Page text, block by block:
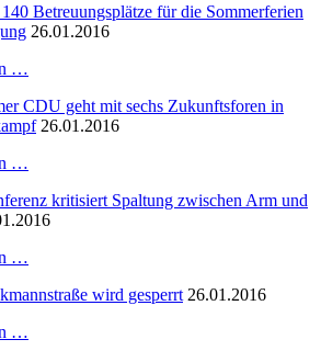
Betreuungsplätze für die Sommerferien
26.01.2016
…
CDU geht mit sechs Zukunftsforen in
26.01.2016
…
kritisiert Spaltung zwischen Arm und
…
wird gesperrt 26.01.2016
…